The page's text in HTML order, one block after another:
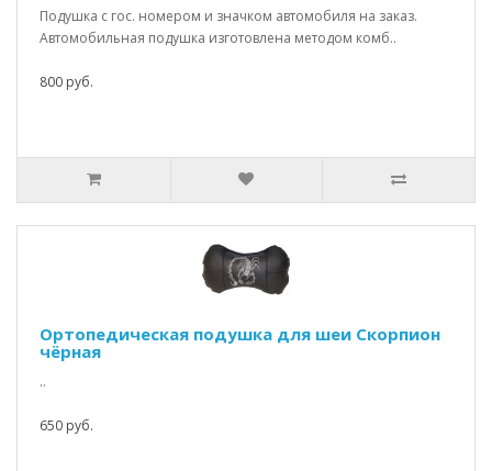
Подушка с гос. номером и значком автомобиля на заказ.
Автомобильная подушка изготовлена методом комб..
800 руб.
Ортопедическая подушка для шеи Скорпион
чёрная
..
650 руб.